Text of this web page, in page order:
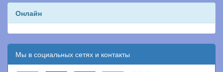
Онлайн
Мы в социальных сетях и контакты